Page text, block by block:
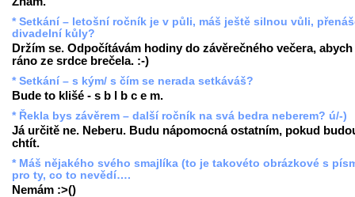
* Setkání – letošní ročník je v půli, máš ještě silnou vůli,
divadelní kůly?
Držím se. Odpočítávám hodiny do závěrečného večera, abych
ráno ze srdce brečela. :-)
* Setkání – s kým/ s čím se nerada setkáváš?
Bude to klišé - s b l b c e m.
* Řekla bys závěrem – další ročník na svá bedra neberem? ú/-)
Já určitě ne. Neberu. Budu nápomocná ostatním, pokud
chtít.
* Máš nějakého svého smajlíka (to je takovéto obrázkové s
pro ty, co to nevědí….
Nemám :>()